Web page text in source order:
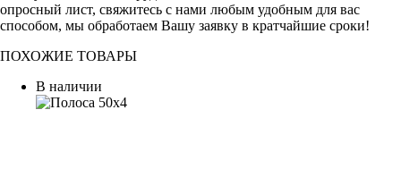
опросный лист, свяжитесь с нами любым удобным для вас
способом, мы обработаем Вашу заявку в кратчайшие сроки!
ПОХОЖИЕ ТОВАРЫ
В наличии